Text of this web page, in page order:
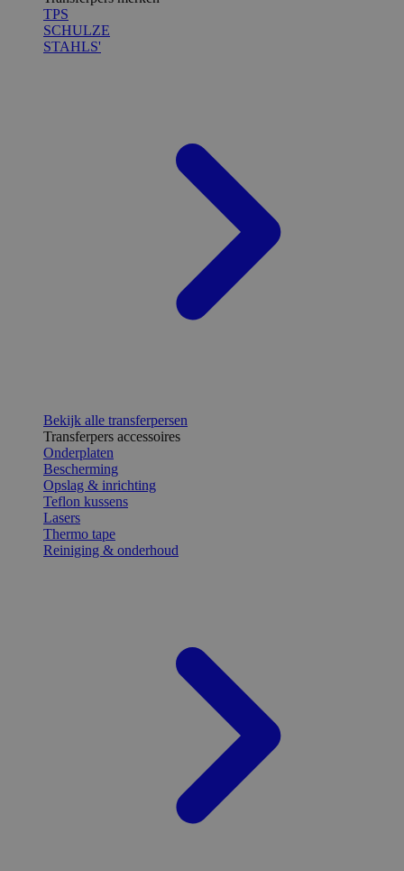
TPS
SCHULZE
STAHLS'
Bekijk alle transferpersen
Transferpers accessoires
Onderplaten
Bescherming
Opslag & inrichting
Teflon kussens
Lasers
Thermo tape
Reiniging & onderhoud